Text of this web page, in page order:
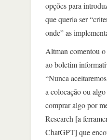
opções para
que queria ser
onde” as
Altman comentou
ao boletim
“Nunca
a colocação ou
comprar algo por
Research [a
ChatGPT] que